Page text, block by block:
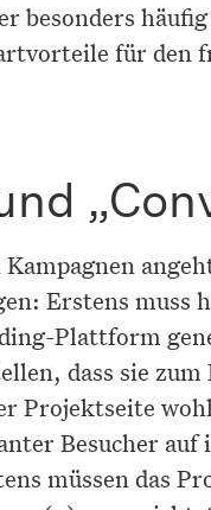
besonders
für den
Erstens muss
Plattform
dass sie zum
Projektseite
Besucher
müssen das